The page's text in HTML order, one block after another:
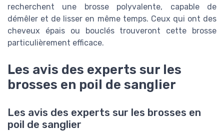
recherchent une brosse polyvalente, capable de
démêler et de lisser en même temps. Ceux qui ont des
cheveux épais ou bouclés trouveront cette brosse
particulièrement efficace.
Les avis des experts sur les
brosses en poil de sanglier
Les avis des experts sur les brosses en
poil de sanglier